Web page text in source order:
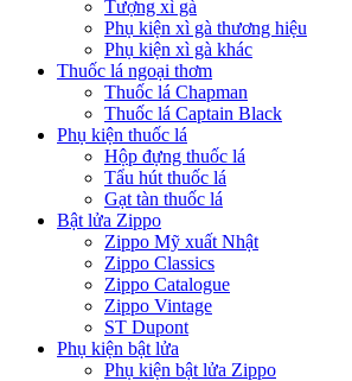
Tượng xì gà
Phụ kiện xì gà thương hiệu
Phụ kiện xì gà khác
Thuốc lá ngoại thơm
Thuốc lá Chapman
Thuốc lá Captain Black
Phụ kiện thuốc lá
Hộp đựng thuốc lá
Tẩu hút thuốc lá
Gạt tàn thuốc lá
Bật lửa Zippo
Zippo Mỹ xuất Nhật
Zippo Classics
Zippo Catalogue
Zippo Vintage
ST Dupont
Phụ kiện bật lửa
Phụ kiện bật lửa Zippo